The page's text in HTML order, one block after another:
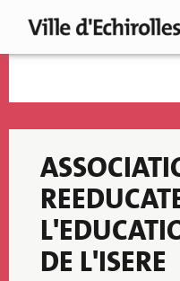
principal
DE L'ISERE